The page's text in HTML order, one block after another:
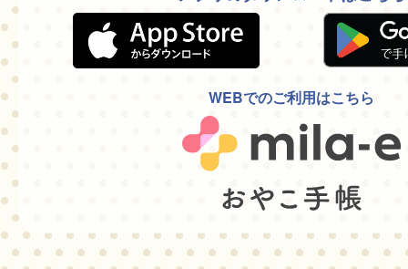
WEBでのご利用はこちら